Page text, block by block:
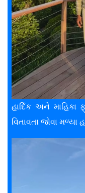
હાર્દિક અને
વિતાવતા જોવા મળ્યા